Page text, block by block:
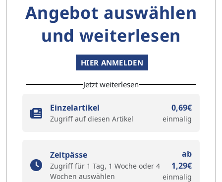
Angebot auswählen
und weiterlesen
HIER ANMELDEN
Jetzt weiterlesen
Einzelartikel
Zugriff auf diesen Artikel
0,69€
einmalig
Zeitpässe
Zugriff für 1 Tag, 1 Woche oder 4
Wochen auswählen
ab
1,29€
einmalig